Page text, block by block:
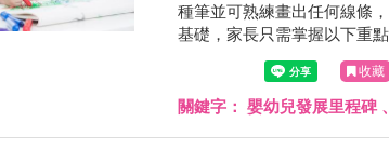
種筆並可熟練畫出任何線條
基礎，家長只需掌握以下重
收藏
關鍵字： 嬰幼兒發展里程碑